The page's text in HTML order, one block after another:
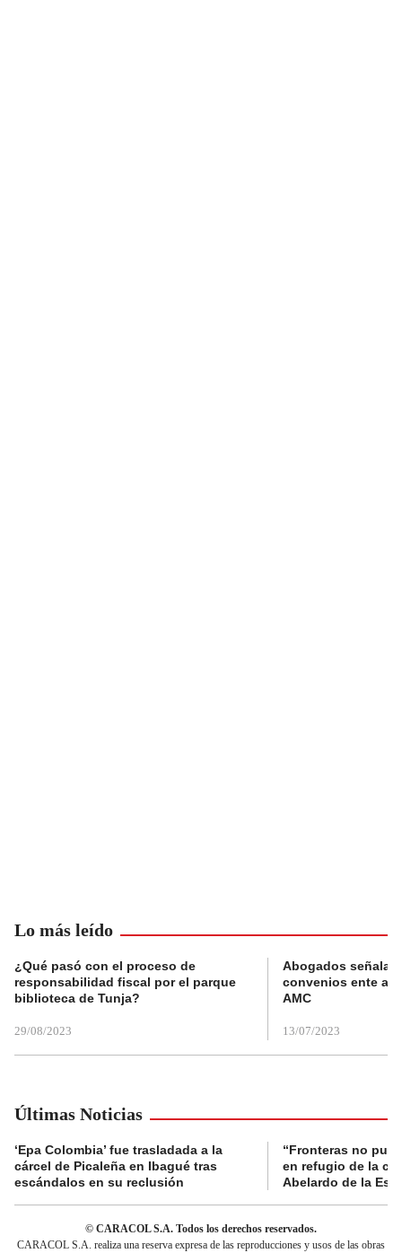
Lo más leído
¿Qué pasó con el proceso de
responsabilidad fiscal por el parque
biblioteca de Tunja?
29/08/2023
Abogados
convenios ente
AMC
13/07/2023
Últimas Noticias
‘Epa Colombia’ fue trasladada a la
cárcel de Picaleña en Ibagué tras
escándalos en su reclusión
“Fronteras no
en refugio de la
Abelardo de la
© CARACOL S.A. Todos los derechos reservados.
CARACOL S.A. realiza una reserva expresa de las reproducciones y usos de las obras